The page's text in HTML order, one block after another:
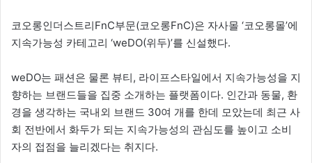
코오롱인더스트리FnC부문(코오롱FnC)은 자사몰 ‘코오롱몰’에
지속가능성 카테고리 ‘weDO(위두)’를 신설했다.
weDO는 패션은 물론 뷰티, 라이프스타일에서 지속가능성을 지
향하는 브랜드들을 집중 소개하는 플랫폼이다. 인간과 동물, 환
경을 생각하는 국내외 브랜드 30여 개를 한데 모았는데 최근 사
회 전반에서 화두가 되는 지속가능성의 관심도를 높이고 소비
자의 접점을 늘리겠다는 취지다.